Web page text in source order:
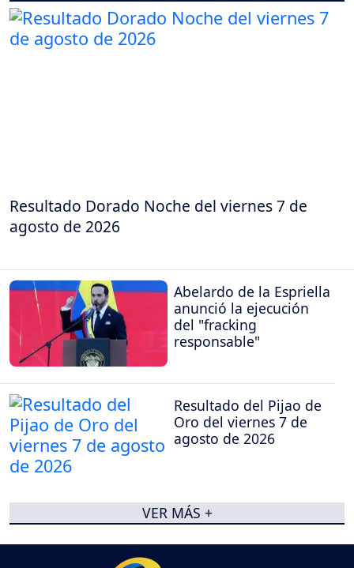
Resultado Dorado Noche del viernes 7 de
agosto de 2026
Abelardo de la Espriella
anunció la ejecución
del "fracking
responsable"
Resultado del Pijao de
Oro del viernes 7 de
agosto de 2026
VER MÁS +